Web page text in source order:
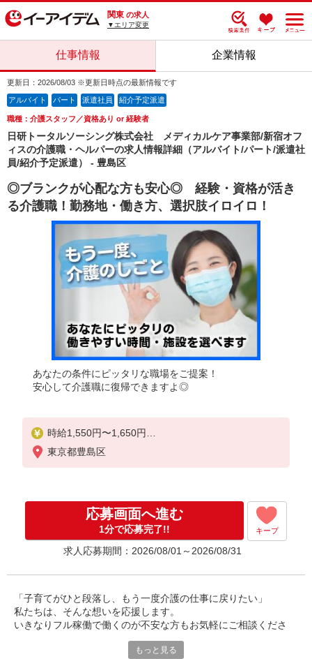
関東 の求人
▼エリア変更
仕事情報 企業情報
更新日：2026/08/03 ※更新日時点の最新情報です
アルバイト パート 派遣社員 紹介予定派遣
職種：介護スタッフ／資格あり or 経験者
日研トータルソーシング株式会社 メディカルケア事業部/新宿オフ
ィスの介護職・ヘルパーの求人情報詳細（アルバイト/パート/派遣社
員/紹介予定派遣） - 豊島区
◎ブランクが心配な方も安心◎ 経験・資格が活き
る介護職！勤務地・働き方、選択肢イロイロ！
あなたの条件にピッタリな職場をご提案！
安心して介護職に復帰できますよ◎
時給1,550円〜1,650円
◆無資格・経験者：時給1,550円〜
◆介護福祉士・経験者：時給1,650円〜
※経験者は3ヶ月以上
※給与幅は経験・能力による
東京都豊島区
応募画面へ進む
1分で応募完了!! キープ
求人応募期間：2026/08/01～2026/08/31
「子育てがひと段落し、もう一度介護の仕事に戻りたい」
私たちは、そんな想いを応援します。
いきなりフル稼働で働くのが不安な方もお気軽にご相談くださ
もっと見る